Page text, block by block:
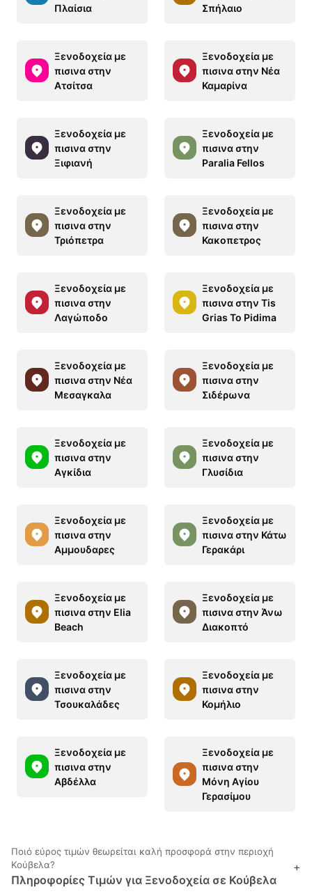
Πλαίσια
Σπήλαιο
Ξενοδοχεία με
πισινα στην
Ατσίτσα
Ξενοδοχεία με
πισινα στην Νέα
Καμαρίνα
Ξενοδοχεία με
πισινα στην
Ξιφιανή
Ξενοδοχεία με
πισινα στην
Paralia Fellos
Ξενοδοχεία με
πισινα στην
Τριόπετρα
Ξενοδοχεία με
πισινα στην
Κακοπετρος
Ξενοδοχεία με
πισινα στην
Λαγώποδο
Ξενοδοχεία με
πισινα στην Tis
Grias To Pidima
Ξενοδοχεία με
πισινα στην Νέα
Μεσαγκαλα
Ξενοδοχεία με
πισινα στην
Σιδέρωνα
Ξενοδοχεία με
πισινα στην
Αγκίδια
Ξενοδοχεία με
πισινα στην
Γλυσίδια
Ξενοδοχεία με
πισινα στην
Αμμουδαρες
Ξενοδοχεία με
πισινα στην Κάτω
Γερακάρι
Ξενοδοχεία με
πισινα στην Elia
Beach
Ξενοδοχεία με
πισινα στην Άνω
Διακοπτό
Ξενοδοχεία με
πισινα στην
Τσουκαλάδες
Ξενοδοχεία με
πισινα στην
Κομήλιο
Ξενοδοχεία με
πισινα στην
Αβδέλλα
Ξενοδοχεία με
πισινα στην
Μόνη Αγίου
Γερασίμου
Ποιό εύρος τιμών θεωρείται καλή προσφορά στην περιοχή
Κούβελα?
Πληροφορίες Τιμών για Ξενοδοχεία σε Κούβελα
+